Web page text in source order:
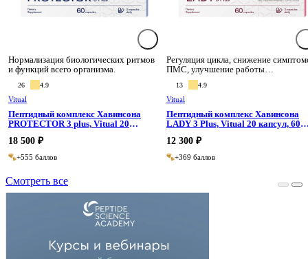
Смотреть все
Нормализация биологических ритмов
и функций всего организма.
26 4.9
Vitual
Пептидный комплекс Хавинсона
PROTECTOR 3 plus, Vitual 20
18 500 ₽
+555 баллов
Регуляция цикла, снижение
ПМС, улучшение работы
репродуктивной системы.
13 4.9
Vitual
Пептидный комплекс Хавинсона
LADY 3 Plus, Vitual 20 капсул, 60
12 300 ₽
+369 баллов